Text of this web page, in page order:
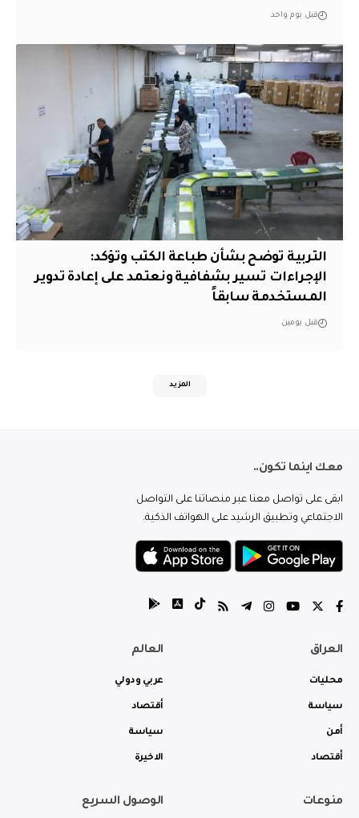
قبل يوم واحد
التربية توضح بشأن طباعة الكتب وتؤكد:
الإجراءات تسير بشفافية ونعتمد على إعادة تدوير
المستخدمة سابقاً
قبل يومين
المزيد
معك اينما تكون..
ابقى على تواصل معنا عبر منصاتنا على التواصل
الاجتماعي وتطبيق الرشيد على الهواتف الذكية.
العراق
محليات
سياسة
أمن
أقتصاد
العالم
عربي ودولي
أقتصاد
سياسة
الاخيرة
منوعات الوصول السريع